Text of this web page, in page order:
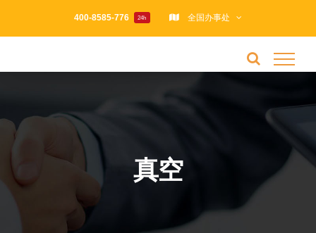
400-8585-776 24h 全国办事处
真空